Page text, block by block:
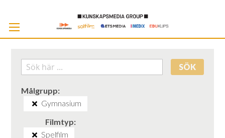
SÖK
Målgrupp
Gymnasium
Filmtyp
Spelfilm